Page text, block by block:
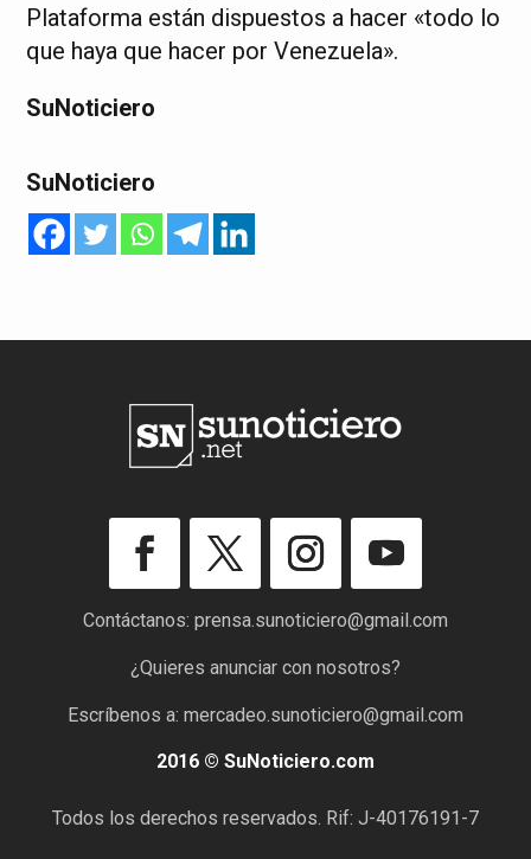
Plataforma están dispuestos a hacer «todo lo
que haya que hacer por Venezuela».
SuNoticiero
SuNoticiero
Contáctanos: prensa.sunoticiero@gmail.com
¿Quieres anunciar con nosotros?
Escríbenos a: mercadeo.sunoticiero@gmail.com
2016 © SuNoticiero.com
Todos los derechos reservados. Rif: J-40176191-7